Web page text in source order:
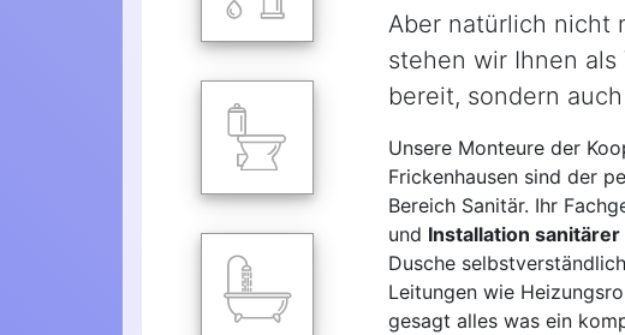
Aber natürlich nicht
stehen wir Ihnen
bereit, sondern
Unsere Monteure der
Frickenhausen sind der
Bereich Sanitär. Ihr
und Installation sanitärer
Dusche
Leitungen wie
gesagt alles was ein